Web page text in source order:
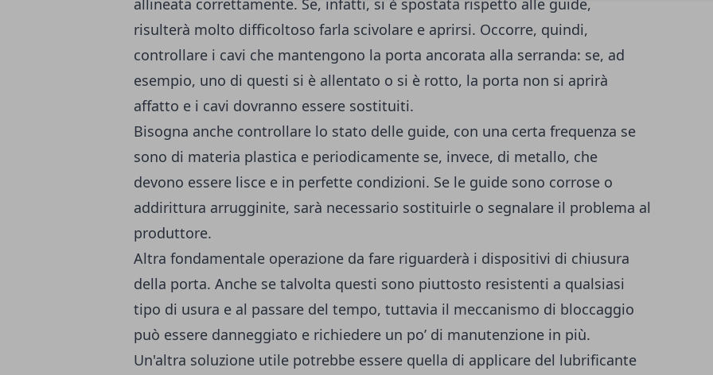
allineata correttamente. Se, infatti, si è spostata rispetto alle guide,
risulterà molto difficoltoso farla scivolare e aprirsi. Occorre, quindi,
controllare i cavi che mantengono la porta ancorata alla serranda: se, ad
esempio, uno di questi si è allentato o si è rotto, la porta non si aprirà
affatto e i cavi dovranno essere sostituiti.
Bisogna anche controllare lo stato delle guide, con una certa frequenza se
sono di materia plastica e periodicamente se, invece, di metallo, che
devono essere lisce e in perfette condizioni. Se le guide sono corrose o
addirittura arrugginite, sarà necessario sostituirle o segnalare il problema al
produttore.
Altra fondamentale operazione da fare riguarderà i dispositivi di chiusura
della porta. Anche se talvolta questi sono piuttosto resistenti a qualsiasi
tipo di usura e al passare del tempo, tuttavia il meccanismo di bloccaggio
può essere danneggiato e richiedere un po’ di manutenzione in più.
Un'altra soluzione utile potrebbe essere quella di applicare del lubrificante